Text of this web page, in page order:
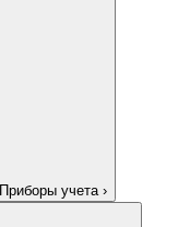
Приборы учета ›